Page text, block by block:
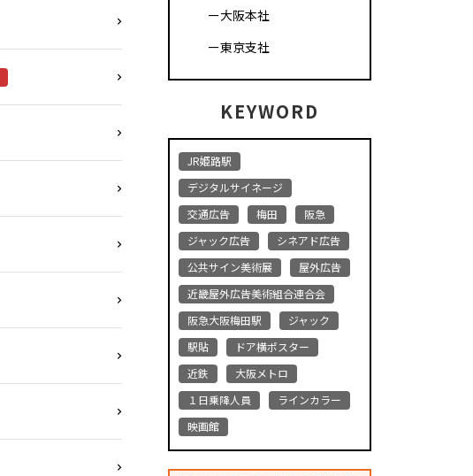
ー大阪本社
ー東京支社
KEYWORD
JR姫路駅
デジタルサイネージ
交通広告
梅田
阪急
ジャック広告
シネアド広告
公共サイン美術展
屋外広告
近畿屋外広告美術組合連合会
阪急大阪梅田駅
ジャック
駅貼
ドア横ポスター
近鉄
大阪メトロ
１日乗降人員
ラインカラー
映画館